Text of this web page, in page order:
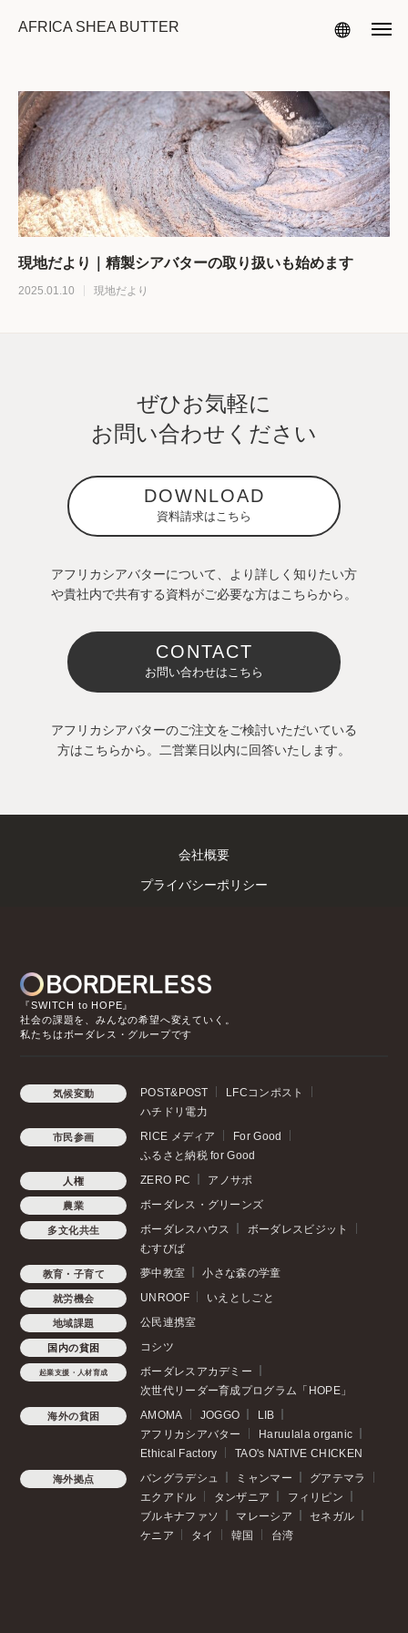
AFRICA SHEA BUTTER
現地だより｜精製シアバターの取り扱いも始めます
2025.01.10 現地だより
ぜひお気軽に
お問い合わせください
DOWNLOAD
資料請求はこちら
アフリカシアバターについて、より詳しく知りたい方
や貴社内で共有する資料がご必要な方はこちらから。
CONTACT
お問い合わせはこちら
アフリカシアバターのご注文をご検討いただいている
方はこちらから。二営業日以内に回答いたします。
会社概要
プライバシーポリシー
『SWITCH to HOPE』
社会の課題を、みんなの希望へ変えていく。
私たちはボーダレス・グループです
気候変動 POST&POST
LFCコンポスト
ハチドリ電力
市民参画 RICE メディア
For Good
ふるさと納税 for Good
人権 ZERO PC アノサポ
農業 ボーダレス・グリーンズ
多文化共生 ボーダレスハウス
ボーダレスビジット
むすびば
教育・子育て 夢中教室 小さな森の学童
就労機会 UNROOF いえとしごと
地域課題 公民連携室
国内の貧困 コシツ
起業支援・人材育成
ボーダレスアカデミー
次世代リーダー育成プログラム「HOPE」
海外の貧困 AMOMA JOGGO
LIB
アフリカシアバター
Haruulala organic
Ethical Factory
TAO's NATIVE CHICKEN
海外拠点 バングラデシュ ミャンマー
グアテマラ
エクアドル
タンザニア
フィリピン
ブルキナファソ
マレーシア
セネガル
ケニア
タイ 韓国 台湾